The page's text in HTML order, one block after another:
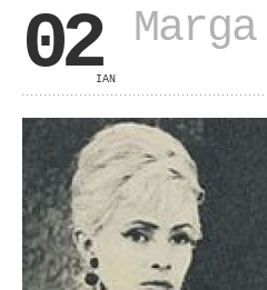
02IAN